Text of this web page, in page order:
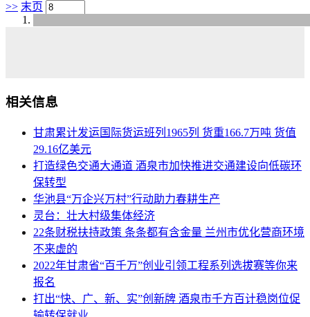
>> 末页
相关信息
甘肃累计发运国际货运班列1965列 货重166.7万吨 货值
29.16亿美元
打造绿色交通大通道 酒泉市加快推进交通建设向低碳环
保转型
华池县“万企兴万村”行动助力春耕生产
灵台：壮大村级集体经济
22条财税扶持政策 条条都有含金量 兰州市优化营商环境
不来虚的
2022年甘肃省“百千万”创业引领工程系列选拔赛等你来
报名
打出“快、广、新、实”创新牌 酒泉市千方百计稳岗位促